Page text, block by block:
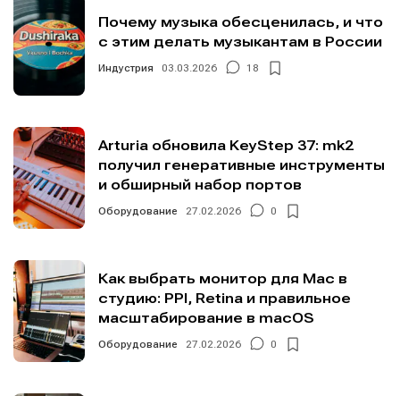
Почему музыка обесценилась, и что
с этим делать музыкантам в России
Индустрия 03.03.2026 18
Arturia обновила KeyStep 37: mk2
получил генеративные инструменты
и обширный набор портов
Оборудование 27.02.2026 0
Как выбрать монитор для Mac в
студию: PPI, Retina и правильное
масштабирование в macOS
Оборудование 27.02.2026 0